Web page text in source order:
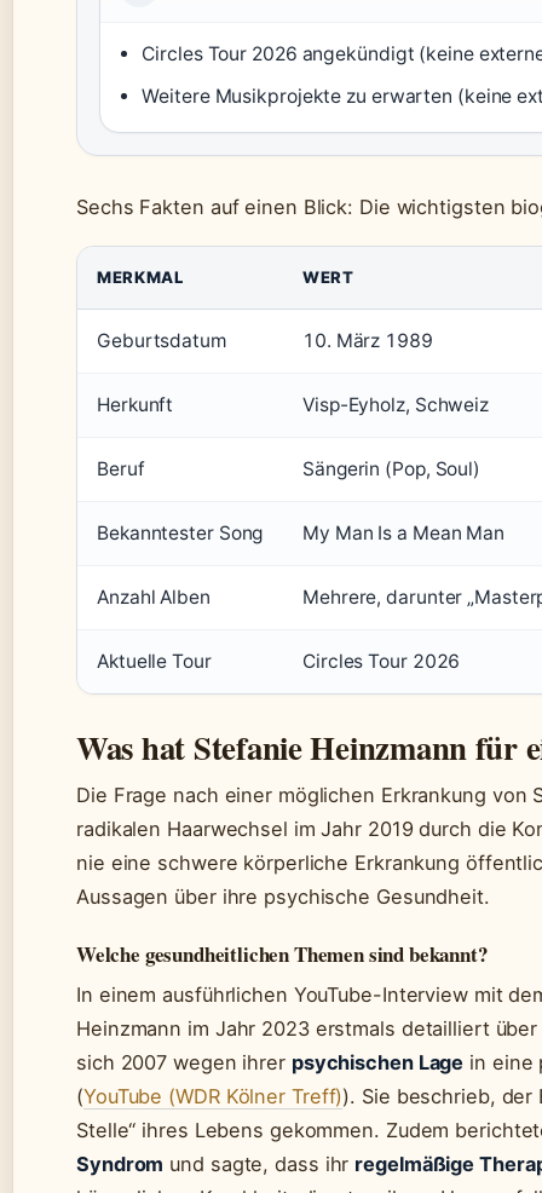
Circles Tour 2026 angekündigt (keine
Weitere Musikprojekte zu erwarten (keine
Sechs Fakten auf einen Blick: Die wichtigsten
MERKMAL WERT
Geburtsdatum 10. März 1989
Herkunft Visp-Eyholz, Schweiz
Beruf Sängerin (Pop, Soul)
Bekanntester Song My Man Is a Mean Man
Anzahl Alben Mehrere, darunter
Aktuelle Tour Circles Tour 2026
Was hat Stefanie Heinzmann für
Die Frage nach einer möglichen Erkrankung
radikalen Haarwechsel im Jahr 2019 durch die
nie eine schwere körperliche Erkrankung
Aussagen über ihre psychische Gesundheit.
Welche gesundheitlichen Themen sind bekannt?
In einem ausführlichen YouTube-Interview mit
Heinzmann im Jahr 2023 erstmals detailliert
sich 2007 wegen ihrer psychischen Lage in eine
(YouTube (WDR Kölner Treff)). Sie beschrieb, der
Stelle“ ihres Lebens gekommen. Zudem
Syndrom und sagte, dass ihr regelmäßige